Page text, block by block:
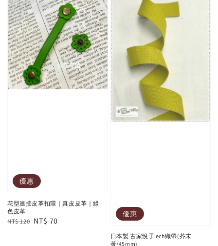
優惠
花型連接皮革扣環｜真皮皮革｜綠
色皮革
Regular
NT$ 120 Sale
NT$ 70
優惠
日本製 古家悅子 ech織帶(芥末
黃/45mm)